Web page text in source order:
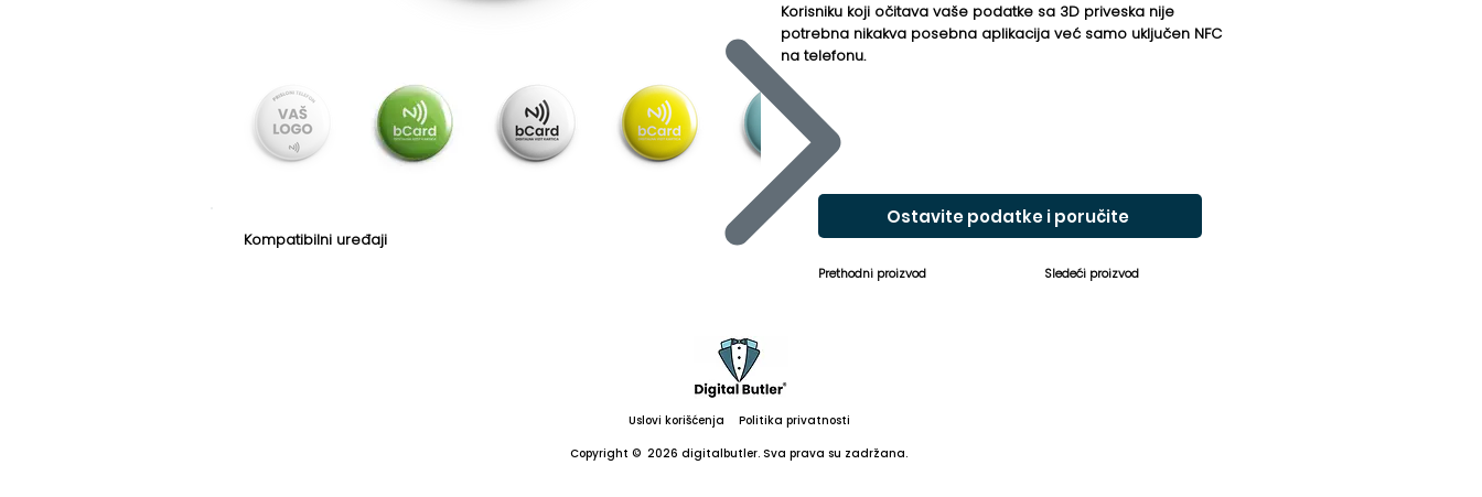
Korisniku koji očitava vaše podatke sa 3D priveska nije
potrebna nikakva posebna aplikacija već samo uključen NFC
na telefonu.
Kompatibilni uređaji
Ostavite podatke i poručite
Prethodni proizvod Sledeći proizvod
Uslovi korišćenja
Politika privatnosti
Copyright © 2026 digitalbutler. Sva prava su zadržana.